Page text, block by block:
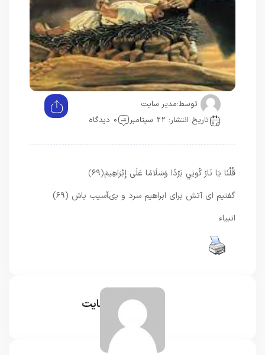
توسط:مدیر سایت
تاریخ انتشار: 22 سپتامبر
0 دیدگاه
قُلْنَا يَا نَارُ كُونِي بَرْدًا وَسَلَامًا عَلَى إِبْرَاهِيمَ﴿۶۹﴾
گفتيم اى آتش براى ابراهيم سرد و بى‏آسيب باش (۶۹)
انبیاء
مدیر سایت